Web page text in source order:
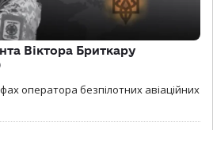
Віктора Бриткару
оператора безпілотних авіаційних